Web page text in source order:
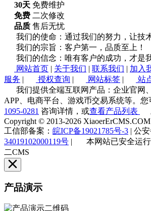
30天 免费维护
免费 二次修改
品质 售后无忧
我们的使命：通过我们的努力，让技
我们的宗旨：客户第一，品质至上！
我们的信念：唯有客户的成功，才是
网站首页 | 关于我们 | 联系我们 | 加入
服务 | 授权查询 | 网站标签 |
站
我们提供全端互联网产品：企业官网
APP、电商平台、游戏币交易系统等。
1095-0281 咨询详情，或查看产品列表
Copyright © 2013-2026
工信部备案： 皖ICP备19021785号-3 | 公安
34019102000119号 | 本网站已安全运行
二CMS
产品演示